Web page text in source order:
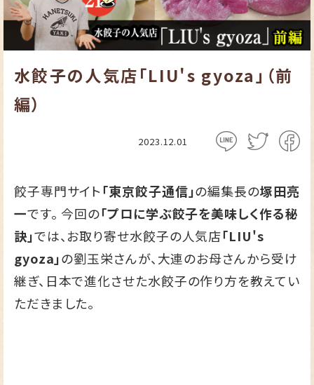
水餃子の人気店「LIU's gyoza」（前
編）
2023.12.01
餃子専門サイト「東京餃子通信」の編集長の塚田亮
一です。 今回の「プロに学ぶ餃子を美味しく作る秘
訣」では、お取り寄せ水餃子の人気店「LIU's
gyoza」の劉玉栄さんが、大連のお母さんから受け
継ぎ、日本で進化させた水餃子の作り方を教えてい
ただきました。